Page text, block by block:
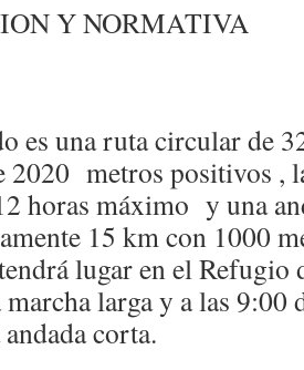
Y NORMATIVA
es una ruta circular de
2020 metros positivos ,
horas máximo y una
15 km con 1000
lugar en el
larga y a las 9:00
corta.